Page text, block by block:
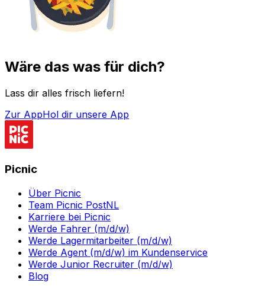
Wäre das was für dich?
Lass dir alles frisch liefern!
Zur AppHol dir unsere App
Picnic
Über Picnic
Team Picnic PostNL
Karriere bei Picnic
Werde Fahrer (m/d/w)
Werde Lagermitarbeiter (m/d/w)
Werde Agent (m/d/w) im Kundenservice
Werde Junior Recruiter (m/d/w)
Blog